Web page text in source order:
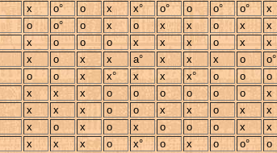
x o° o x x° o° o o° o° x
o o° o x o x x o x x
x o o o x x x o x x
x o x x a° x x x o o°
o o x x° x x x° o o o
x x x o o o o o o x
x x x o o x x o x x
x o x o x o o o x x
x x x o x° o x o o° o